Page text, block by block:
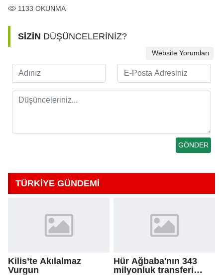
1133 OKUNMA
SİZİN DÜŞÜNCELERİNİZ?
Website Yorumları
TÜRKİYE GÜNDEMİ
Kilis’te Akılalmaz
Vurgun
Hür Ağbaba'nın 343
milyonluk transferi